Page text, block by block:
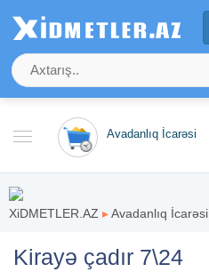
Avadanlıq İcarəsi
XiDMETLER.AZ ▸Avadanlıq İcarəsi
Kirayə çadır 7\24